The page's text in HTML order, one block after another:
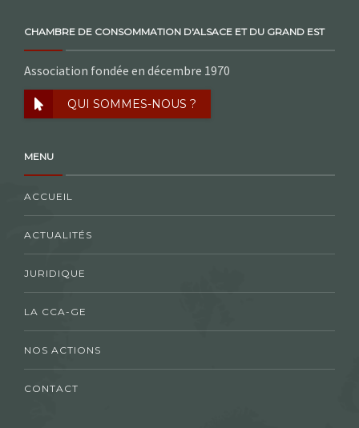
CHAMBRE DE CONSOMMATION D'ALSACE ET DU GRAND EST
Association fondée en décembre 1970
QUI SOMMES-NOUS ?
MENU
ACCUEIL
ACTUALITÉS
JURIDIQUE
LA CCA-GE
NOS ACTIONS
CONTACT